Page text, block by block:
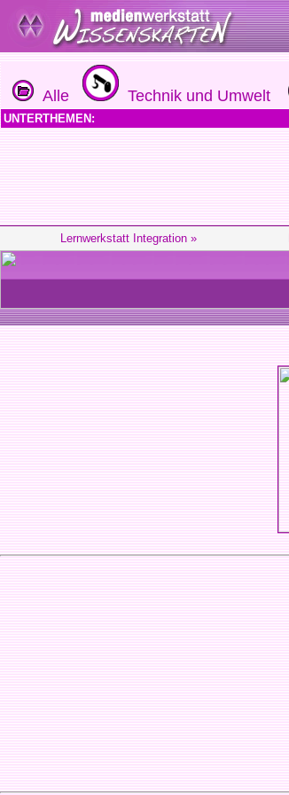
Alle Technik und Umwelt
UNTERTHEMEN:
Lernwerkstatt Integration »